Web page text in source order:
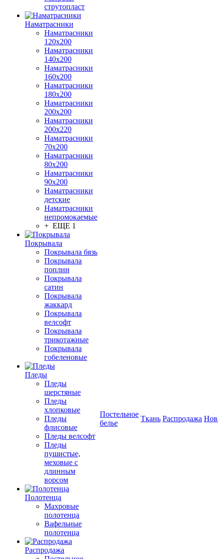
струтопласт
Наматрасники
Наматрасники
120х200
Наматрасники
140х200
Наматрасники
160х200
Наматрасники
180х200
Наматрасники
200х200
Наматрасники
200х220
Наматрасники
70х200
Наматрасники
80х200
Наматрасники
90х200
Наматрасники
детские
Наматрасники
непромокаемые
+ ЕЩЕ 1
Покрывала
Покрывала бязь
Покрывала
поплин
Покрывала
сатин
Покрывала
жаккард
Покрывала
велсофт
Покрывала
трикотажные
Покрывала
гобеленовые
Пледы
Пледы
шерстяные
Пледы
хлопковые
Пледы
флисовые
Пледы велсофт
Пледы
пушистые,
меховые с
длинным
ворсом
Полотенца
Махровые
полотенца
Вафельные
полотенца
Распродажа
Постельное
белье
Ткань Распродажа